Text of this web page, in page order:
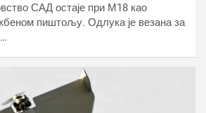
САД остаје при М18 као
пиштољу. Одлука је везана за